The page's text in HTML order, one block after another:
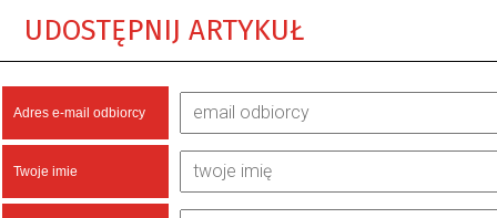
UDOSTĘPNIJ ARTYKUŁ
Adres e-mail odbiorcy
Twoje imie